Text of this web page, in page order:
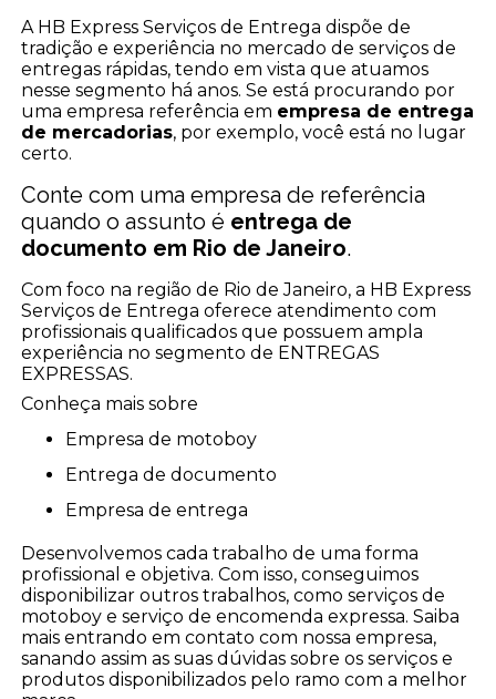
A HB Express Serviços de Entrega dispõe de
tradição e experiência no mercado de serviços de
entregas rápidas, tendo em vista que atuamos
nesse segmento há anos. Se está procurando por
uma empresa referência em empresa de entrega
de mercadorias, por exemplo, você está no lugar
certo.
Conte com uma empresa de referência
quando o assunto é entrega de
documento em Rio de Janeiro.
Com foco na região de Rio de Janeiro, a HB Express
Serviços de Entrega oferece atendimento com
profissionais qualificados que possuem ampla
experiência no segmento de ENTREGAS
EXPRESSAS.
Conheça mais sobre
empresa de motoboy
entrega de documento
empresa de entrega
Desenvolvemos cada trabalho de uma forma
profissional e objetiva. Com isso, conseguimos
disponibilizar outros trabalhos, como serviços de
motoboy e serviço de encomenda expressa. Saiba
mais entrando em contato com nossa empresa,
sanando assim as suas dúvidas sobre os serviços e
produtos disponibilizados pelo ramo com a melhor